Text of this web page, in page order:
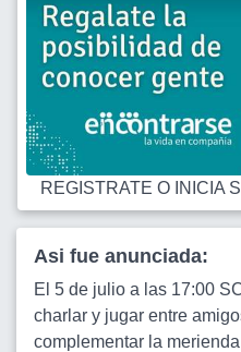
REGISTRATE O INICIA
Asi fue anunciada:
El 5 de julio a las 17:00
charlar y jugar entre
complementar la